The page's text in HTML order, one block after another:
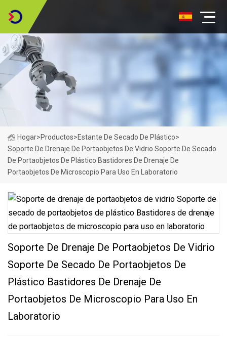
Hogar>Productos>Estante De Secado De Plástico>
Soporte De Drenaje De Portaobjetos De Vidrio Soporte De Secado
De Portaobjetos De Plástico Bastidores De Drenaje De
Portaobjetos De Microscopio Para Uso En Laboratorio
Soporte De Drenaje De Portaobjetos De Vidrio
Soporte De Secado De Portaobjetos De
Plástico Bastidores De Drenaje De
Portaobjetos De Microscopio Para Uso En
Laboratorio